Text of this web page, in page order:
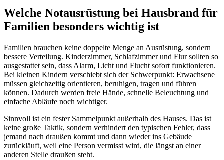
Welche Notausrüstung bei Hausbrand für
Familien besonders wichtig ist
Familien brauchen keine doppelte Menge an Ausrüstung, sondern
bessere Verteilung. Kinderzimmer, Schlafzimmer und Flur sollten so
ausgestattet sein, dass Alarm, Licht und Flucht sofort funktionieren.
Bei kleinen Kindern verschiebt sich der Schwerpunkt: Erwachsene
müssen gleichzeitig orientieren, beruhigen, tragen und führen
können. Dadurch werden freie Hände, schnelle Beleuchtung und
einfache Abläufe noch wichtiger.
Sinnvoll ist ein fester Sammelpunkt außerhalb des Hauses. Das ist
keine große Taktik, sondern verhindert den typischen Fehler, dass
jemand nach draußen kommt und dann wieder ins Gebäude
zurückläuft, weil eine Person vermisst wird, die längst an einer
anderen Stelle draußen steht.